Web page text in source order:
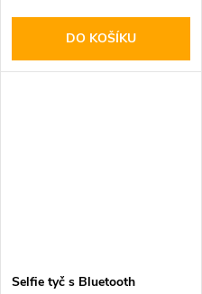
DO KOŠÍKU
Selfie tyč s Bluetooth